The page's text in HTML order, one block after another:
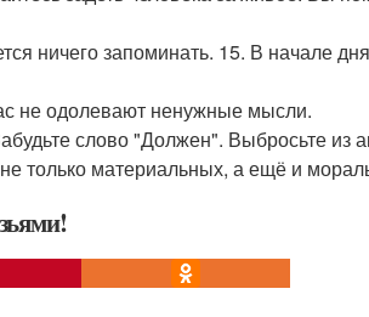
ничего запоминать. 15. В начале
не одолевают ненужные мысли.
слово "Должен". Выбросьте из
только материальных, а ещё и